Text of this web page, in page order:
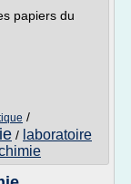
papiers du
/
/ laboratoire